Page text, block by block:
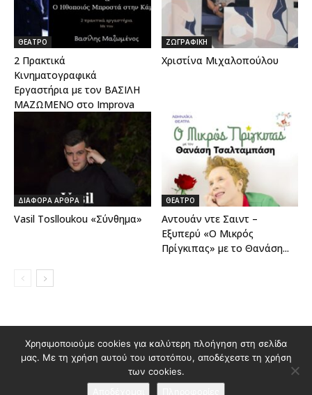
ΘΕΑΤΡΟ
2 Πρακτικά
Κινηματογραφικά
Εργαστήρια με τον ΒΑΣΙΛΗ
ΜΑΖΩΜΕΝΟ στο Improva
ΖΩΓΡΑΦΙΚΗ
Χριστίνα Μιχαλοπούλου
ΔΙΑΦΟΡΑ ΑΡΘΡΑ
Vasil Toslloukou «Σύνθημα»
ΘΕΑΤΡΟ
Αντουάν ντε Σαιντ –
Εξυπερύ «Ο Μικρός
Πρίγκιπας» με το Θανάση...
Διαφημιστείτε στο Polis Magazino
Όροι χρήσης & Πολιτική Προστασίας Προσωπικών Δεδομένων
Επικοινωνία
Χρησιμοποιούμε cookies για καλύτερη πλοήγηση στη σελίδα
μας. Με τη χρήση αυτού του ιστοτόπου, αποδέχεστε τη χρήση
των cookies.